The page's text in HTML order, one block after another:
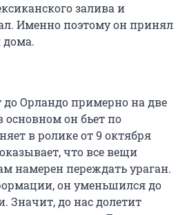
залива и
Именно поэтому он принял
дома.
до Орландо примерно на две
основном он бьет по
в ролике от 9 октября
что все вещи
намерен переждать ураган.
он уменьшился до
Значит, до нас долетит